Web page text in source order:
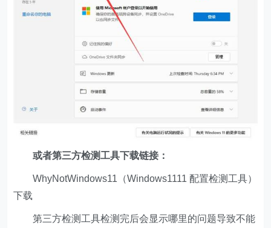
或者第三方检测工具下载链接：
WhyNotWindows11（Windows1111 配置检测工具）
下载
第三方检测工具检测完后会显示哪里的问题导致不能